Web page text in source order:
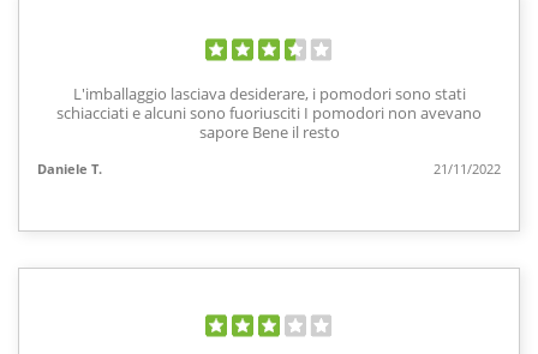
L'imballaggio lasciava desiderare, i pomodori sono stati
schiacciati e alcuni sono fuoriusciti I pomodori non avevano
sapore Bene il resto
Daniele T. 21/11/2022